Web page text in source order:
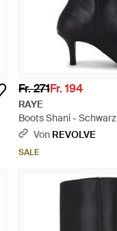
Fr. 271Fr. 194
RAYE
Boots Shani - Schwarz
Von REVOLVE
SALE